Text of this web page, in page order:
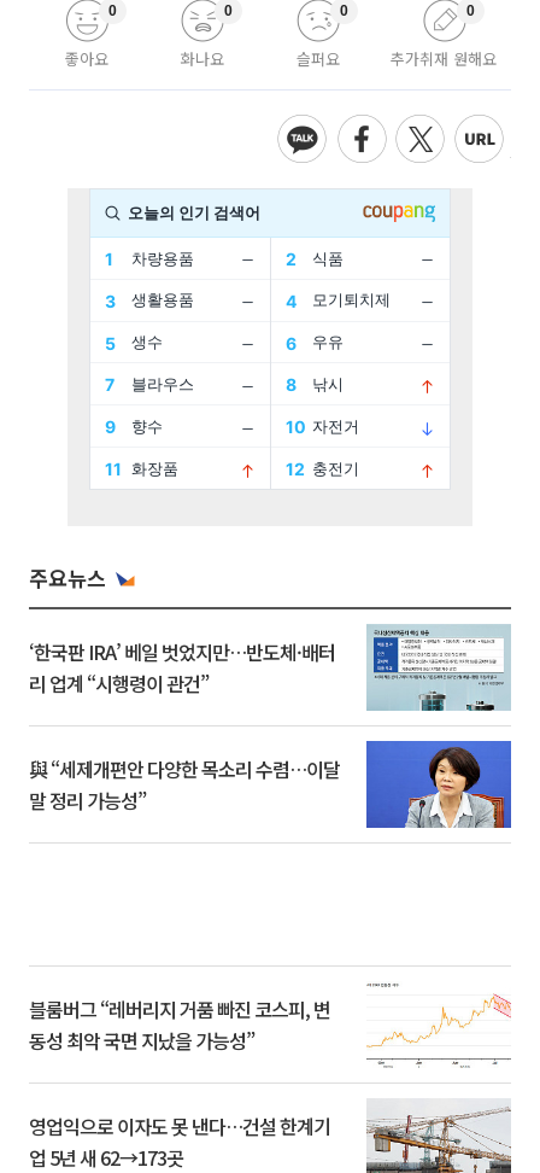
좋아요
0
화나요
0
슬퍼요
0
추가취재 원해요
0
주요뉴스
‘한국판 IRA’ 베일 벗었지만…반도체·배터
리 업계 “시행령이 관건”
與 “세제개편안 다양한 목소리 수렴…이달
말 정리 가능성”
블룸버그 “레버리지 거품 빠진 코스피, 변
동성 최악 국면 지났을 가능성”
영업익으로 이자도 못 낸다…건설 한계기
업 5년 새 62→173곳